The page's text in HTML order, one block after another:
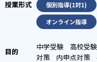
個別指導(1対1)
オンライン指導
中学受験 高校受験
対策
内申点対策